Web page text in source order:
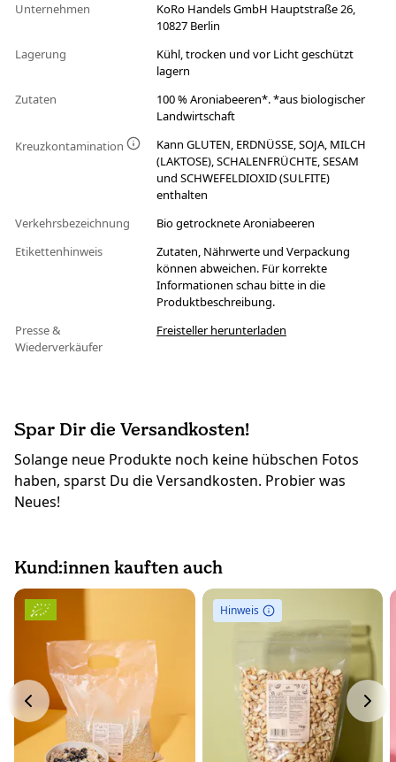
Unternehmen
KoRo Handels GmbH Hauptstraße 26,
10827 Berlin
Lagerung
Kühl, trocken und vor Licht geschützt
lagern
Zutaten
100 % Aroniabeeren*. *aus biologischer
Landwirtschaft
Kreuzkontamination
Kann GLUTEN, ERDNÜSSE, SOJA, MILCH
(LAKTOSE), SCHALENFRÜCHTE, SESAM
und SCHWEFELDIOXID (SULFITE)
enthalten
Verkehrsbezeichnung
Bio getrocknete Aroniabeeren
Etikettenhinweis
Zutaten, Nährwerte und Verpackung
können abweichen. Für korrekte
Informationen schau bitte in die
Produktbeschreibung.
Presse &
Wiederverkäufer
Freisteller herunterladen
Spar Dir die Versandkosten!
Solange neue Produkte noch keine hübschen Fotos
haben, sparst Du die Versandkosten. Probier was
Neues!
Kund:innen kauften auch
Hinweis